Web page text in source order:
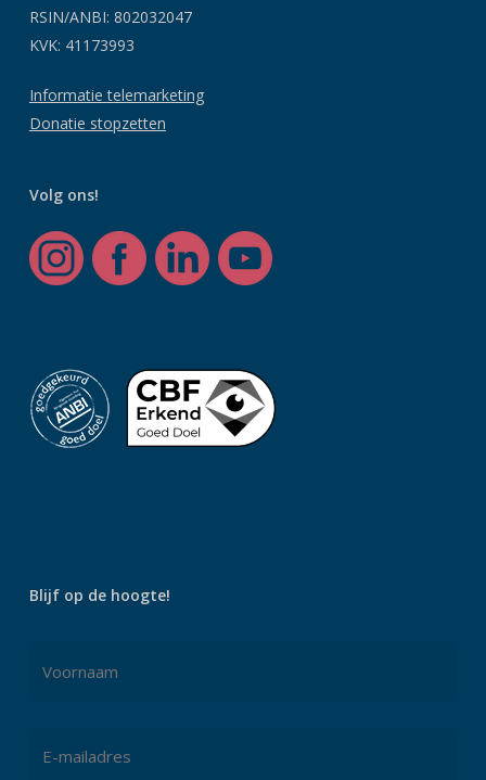
RSIN/ANBI: 802032047
KVK: 41173993
Informatie telemarketing
Donatie stopzetten
Volg ons!
Blijf op de hoogte!
mailadres